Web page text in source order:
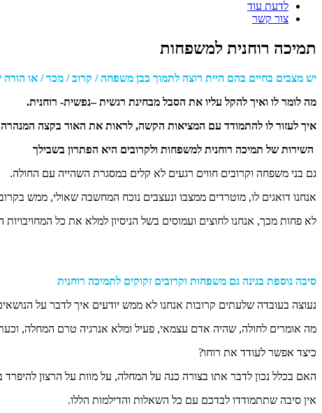
לדעת עוד
צור קשר
תמיכה רוחנית למשפחות
יש מצבים בחיים בהם היית רוצה לתמוך בבן משפחה / קרוב / מכר / או
מה לומר לו ואיך להקל עליו את הסבל מבחינת רגשית –נפשית- רוחנית.
איך לעזור לו להתמודד עם המציאות הקשה, לראות את האור בקצה
השירות של תמיכה רוחנית למשפחות ולקרובים היא הפתרון בשבילך
גם בני משפחה וקרובים חווים רגעים לא קלים במסגרת השהייה עם החולה.
אנחנו דואגים לו, מוטרדים ממצבו ונעצבים נוכח המחשבה שאולי, ממש
לא פחות מכך, אנחנו לחוצים ועמוסים בשל הניסיון למלא את כל המחויבויות
סיבה נוספת בגינה גם משפחות וקרובים זקוקים לתמיכה רוחנית
נעוצה בעובדה שלעתים קרובות אנחנו לא ממש יודעים איך לדבר על
מה אומרים לחולה, שהיה אדם עצמאי, פעיל ומלא אנרגיה טרם המחלה, וכעת
כיצד אפשר לעודד את רוחו?
האם בכלל נכון לדבר אתו בצורה כנה על המחלה, על מוות על הרצון
אין סיבה שתתמודדו לבדכם עם כל השאלות והדילמות הללו.